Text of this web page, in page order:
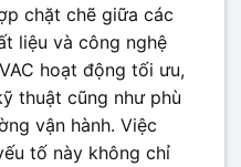
chặt chẽ giữa các
liệu và công nghệ
hoạt động tối ưu,
thuật cũng như phù
vận hành. Việc
tố này không chỉ